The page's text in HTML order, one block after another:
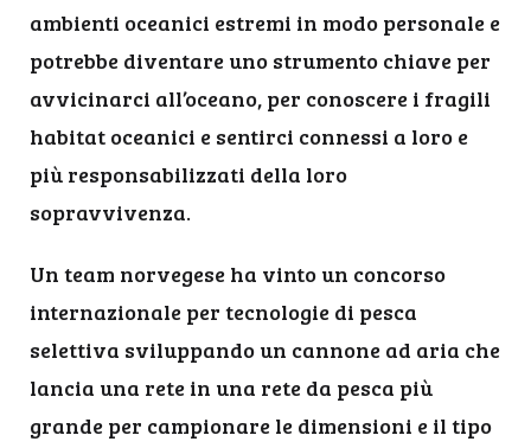
ambienti oceanici estremi in modo personale e
potrebbe diventare uno strumento chiave per
avvicinarci all’oceano, per conoscere i fragili
habitat oceanici e sentirci connessi a loro e
più responsabilizzati della loro
sopravvivenza.
Un team norvegese ha vinto un concorso
internazionale per tecnologie di pesca
selettiva sviluppando un cannone ad aria che
lancia una rete in una rete da pesca più
grande per campionare le dimensioni e il tipo